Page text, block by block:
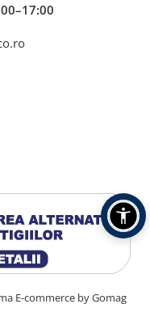
E-commerce by Gomag